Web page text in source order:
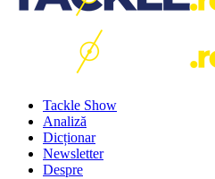
Tackle Show
Analiză
Dicționar
Newsletter
Despre